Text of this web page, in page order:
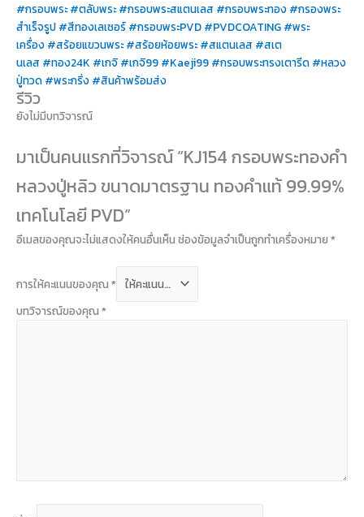
#กรอบพระ #ตลับพระ #กรอบพระสแตนเลส #กรอบพระทอง #กรองพระ
สำเร็จรูป #สีทองเลเซอร์ #กรอบพระPVD #PVDCOATING #พระ
เครื่อง #สร้อยแขวนพระ #สร้อยห้อยพระ #สแตนเลส #สเต
นเลส #ทอง24K #เกจิ #เกจิ99 #Kaeji99 #กรอบพระทรงเตารีด #หลวง
ปู่ทวด #พระกริ่ง #สินค้าพร้อมส่ง
รีวิว
ยังไม่มีบทวิจารณ์
มาเป็นคนแรกที่วิจารณ์ “KJ154 กรอบพระทองคำ
หลวงปู่หลิว ขนาดมาตรฐาน ทองคำแท้ 99.99%
เทคโนโลยี PVD”
อีเมลของคุณจะไม่แสดงให้คนอื่นเห็น ช่องข้อมูลจำเป็นถูกทำเครื่องหมาย *
การให้คะแนนของคุณ *
บทวิจารณ์ของคุณ *